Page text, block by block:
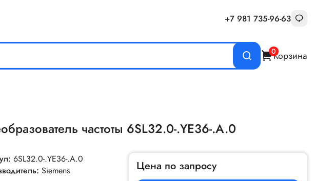
+7 981 735-96-63
0Корзина
частоты 6SL32.0-.YE36-.A.0
6SL32.0-.YE36-.A.0
Siemens Цена по запросу